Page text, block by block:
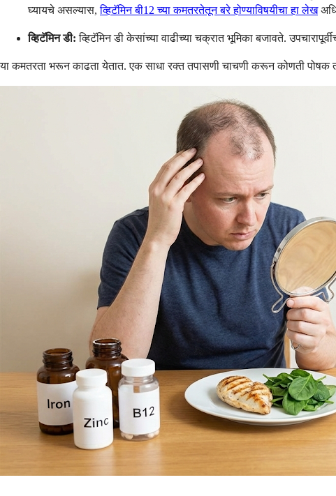
घ्यायचे असल्यास,व्हिटॅमिन बी12 च्या कमतरतेतून बरे होण्याविषयीचा हा लेख
व्हिटॅमिन डी: व्हिटॅमिन डी केसांच्या वाढीच्या चक्रात भूमिका बजावते.
या कमतरता भरून काढता येतात. एक साधा रक्त तपासणी चाचणी करून कोणती